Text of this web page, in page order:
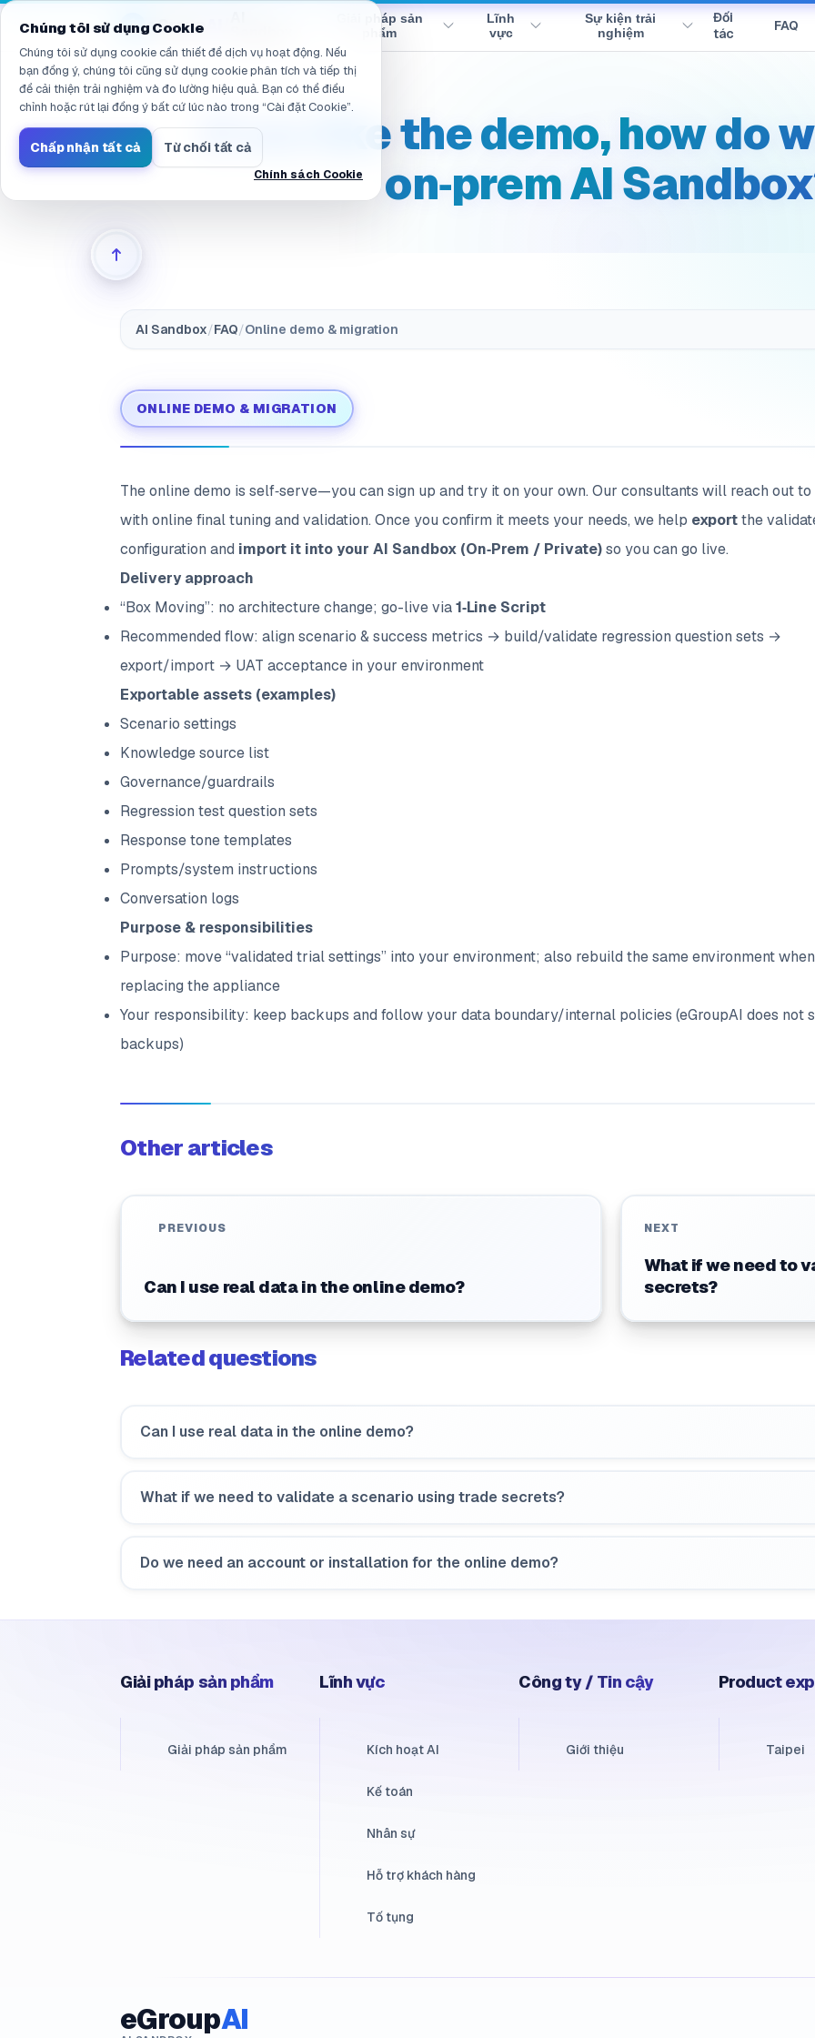
Đã điều hướng đến /vi/products/ai-sandbox/faq/demo.migrate_to_onprem
eGroup
Giải pháp sản
phẩm
Lĩnh
vực
Sự kiện trải
nghiệm
Đối
tác
FAQ
If we like the demo, how do
on‑prem AI
AI Sandbox/FAQ/Online demo & migration
ONLINE DEMO & MIGRATION
The online demo is self‑serve—you can sign up and try it on your own. Our consultants will reach out to
with online final tuning and validation. Once you confirm it meets your needs, we help exportthe
configuration and import it into your AI Sandbox (On‑Prem / Private)so you can go live.
Delivery approach
“Box Moving”: no architecture change; go-live via1‑Line Script
Recommended flow: align scenario & success metrics → build/validate regression question sets →
export/import → UAT acceptance in your environment
Exportable assets (examples)
Scenario settings
Knowledge source list
Governance/guardrails
Regression test question sets
Response tone templates
Prompts/system instructions
Conversation logs
Purpose & responsibilities
Purpose: move “validated trial settings” into your environment; also rebuild the same environment when
replacing the appliance
Your responsibility: keep backups and follow your data boundary/internal policies (eGroupAI does not
backups)
Other articles
PREVIOUS
Can I use real data in the online demo?
NEXT
What if we need to
secrets?
Related questions
Can I use real data in the online demo?
What if we need to validate a scenario using trade secrets?
Do we need an account or installation for the online demo?
Giải pháp sản phẩm
Giải pháp sản phẩm
Lĩnh vực
Kích hoạt AI
Kế toán
Nhân sự
Hỗ trợ khách hàng
Tố tụng
Công ty / Tin cậy
Giới thiệu
Product
Taipei
eGroupAI
Chúng tôi sử dụng Cookie
Chúng tôi sử dụng cookie cần thiết để dịch vụ hoạt động. Nếu
bạn đồng ý, chúng tôi cũng sử dụng cookie phân tích và tiếp thị
để cải thiện trải nghiệm và đo lường hiệu quả. Bạn có thể điều
chỉnh hoặc rút lại đồng ý bất cứ lúc nào trong “Cài đặt Cookie”.
Chấp nhận tất cả Từ chối tất cả
Chính sách Cookie